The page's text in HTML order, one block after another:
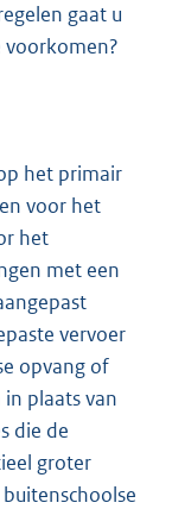
gaat u
het primair
voor het
het
met een
vervoer
opvang of
plaats van
die de
groter